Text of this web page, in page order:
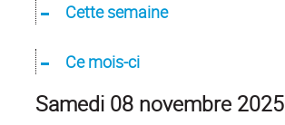
Cette semaine
Ce mois-ci
samedi 08 novembre 2025